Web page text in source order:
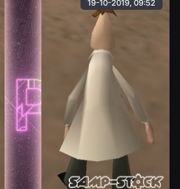
19-10-2019, 09:52